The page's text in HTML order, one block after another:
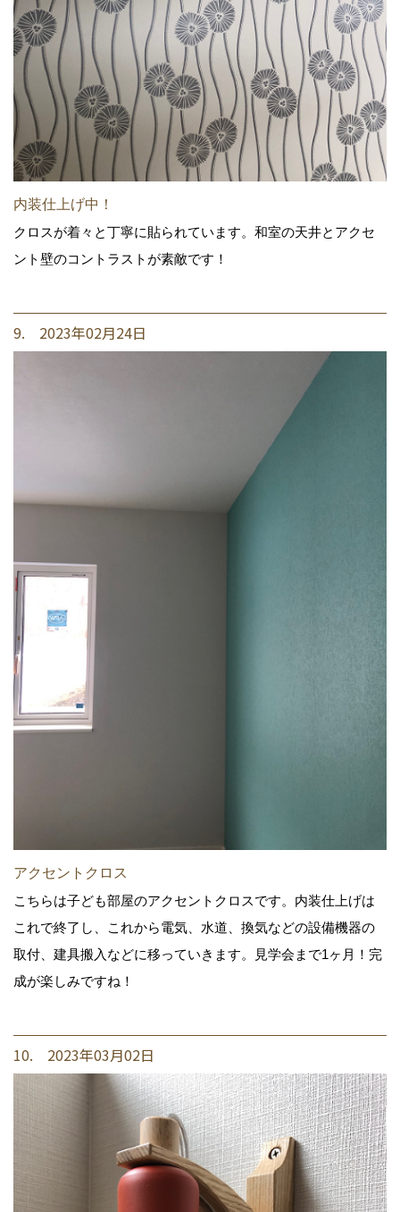
内装仕上げ中！
クロスが着々と丁寧に貼られています。和室の天井とアクセ
ント壁のコントラストが素敵です！
9. 2023年02月24日
アクセントクロス
こちらは子ども部屋のアクセントクロスです。内装仕上げは
これで終了し、これから電気、水道、換気などの設備機器の
取付、建具搬入などに移っていきます。見学会まで1ヶ月！完
成が楽しみですね！
10. 2023年03月02日